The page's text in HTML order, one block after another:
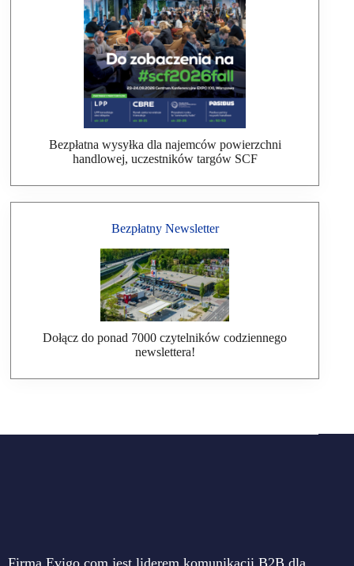
Bezpłatna wysyłka dla najemców powierzchni
handlowej, uczestników targów SCF
Bezpłatny Newsletter
Dołącz do ponad 7000 czytelników codziennego
newslettera!